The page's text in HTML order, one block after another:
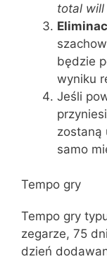
total
będzie
wyniku
Jeśli
zostaną
samo
Tempo gry
Tempo gry
zegarze, 75
dzień